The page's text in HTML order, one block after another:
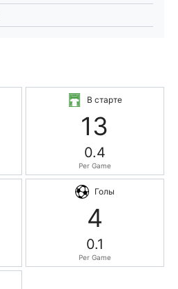
В старте
13
0.4
Per Game
Голы
4
0.1
Per Game